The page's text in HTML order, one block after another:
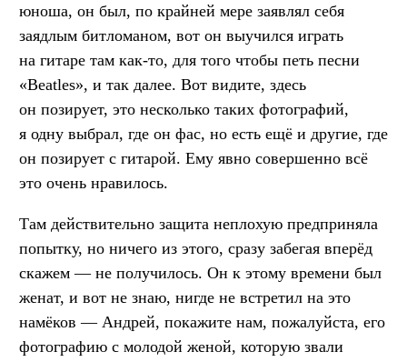
юноша, он был, по крайней мере заявлял себя
заядлым битломаном, вот он выучился играть
на гитаре там как-то, для того чтобы петь песни
«Beatles», и так далее. Вот видите, здесь
он позирует, это несколько таких фотографий,
я одну выбрал, где он фас, но есть ещё и другие, где
он позирует с гитарой. Ему явно совершенно всё
это очень нравилось.
Там действительно защита неплохую предприняла
попытку, но ничего из этого, сразу забегая вперёд
скажем — не получилось. Он к этому времени был
женат, и вот не знаю, нигде не встретил на это
намёков — Андрей, покажите нам, пожалуйста, его
фотографию с молодой женой, которую звали